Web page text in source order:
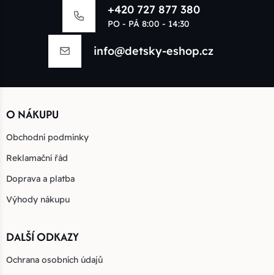
+420 727 877 380
PO - PÁ 8:00 - 14:30
info@detsky-eshop.cz
O NÁKUPU
Obchodní podmínky
Reklamační řád
Doprava a platba
Výhody nákupu
DALŠÍ ODKAZY
Ochrana osobních údajů